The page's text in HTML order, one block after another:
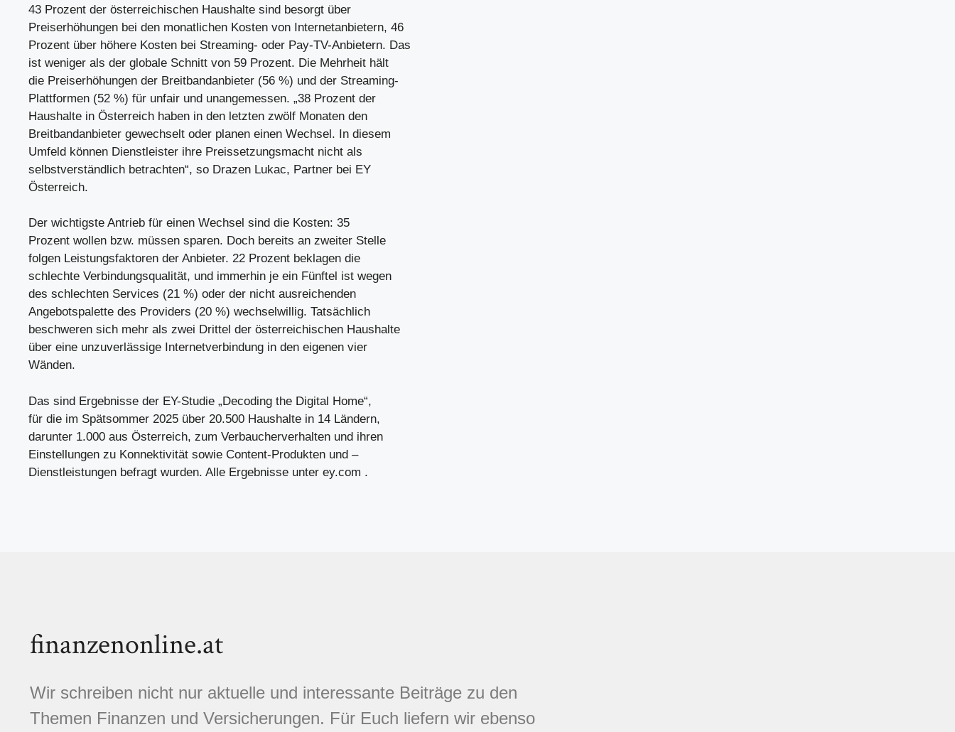
43 Prozent der österreichischen Haushalte sind besorgt über
Preiserhöhungen bei den monatlichen Kosten von Internetanbietern, 46
Prozent über höhere Kosten bei Streaming- oder Pay-TV-Anbietern. Das
ist weniger als der globale Schnitt von 59 Prozent. Die Mehrheit hält
die Preiserhöhungen der Breitbandanbieter (56 %) und der Streaming-
Plattformen (52 %) für unfair und unangemessen. „38 Prozent der
Haushalte in Österreich haben in den letzten zwölf Monaten den
Breitbandanbieter gewechselt oder planen einen Wechsel. In diesem
Umfeld können Dienstleister ihre Preissetzungsmacht nicht als
selbstverständlich betrachten“, so Drazen Lukac, Partner bei EY
Österreich.
Der wichtigste Antrieb für einen Wechsel sind die Kosten: 35
Prozent wollen bzw. müssen sparen. Doch bereits an zweiter Stelle
folgen Leistungsfaktoren der Anbieter. 22 Prozent beklagen die
schlechte Verbindungsqualität, und immerhin je ein Fünftel ist wegen
des schlechten Services (21 %) oder der nicht ausreichenden
Angebotspalette des Providers (20 %) wechselwillig. Tatsächlich
beschweren sich mehr als zwei Drittel der österreichischen Haushalte
über eine unzuverlässige Internetverbindung in den eigenen vier
Wänden.
Das sind Ergebnisse der EY-Studie „Decoding the Digital Home“,
für die im Spätsommer 2025 über 20.500 Haushalte in 14 Ländern,
darunter 1.000 aus Österreich, zum Verbaucherverhalten und ihren
Einstellungen zu Konnektivität sowie Content-Produkten und –
Dienstleistungen befragt wurden. Alle Ergebnisse unter ey.com .
finanzenonline.at
Wir schreiben nicht nur aktuelle und interessante Beiträge zu den
Themen Finanzen und Versicherungen. Für Euch liefern wir ebenso